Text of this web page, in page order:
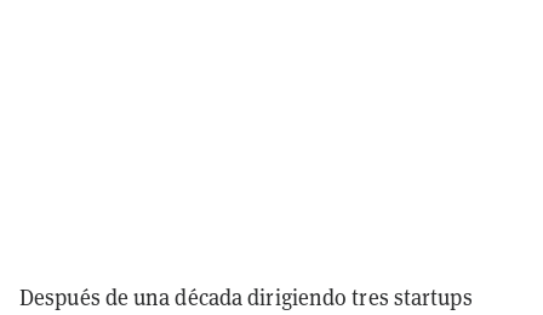
Después de una década dirigiendo tres startups